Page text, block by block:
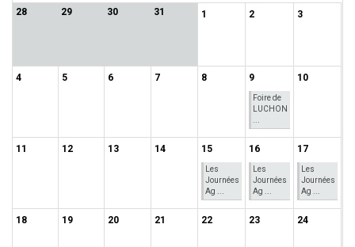
28
29 30 31 1 2 3
4 5 6 7 8 9
Foire de
LUCHON
10
11 12 13 14 15
Les
Journées
Ag ...
16
Les
Journées
Ag ...
17
Les
Journées
Ag ...
18 19 20 21 22 23 24